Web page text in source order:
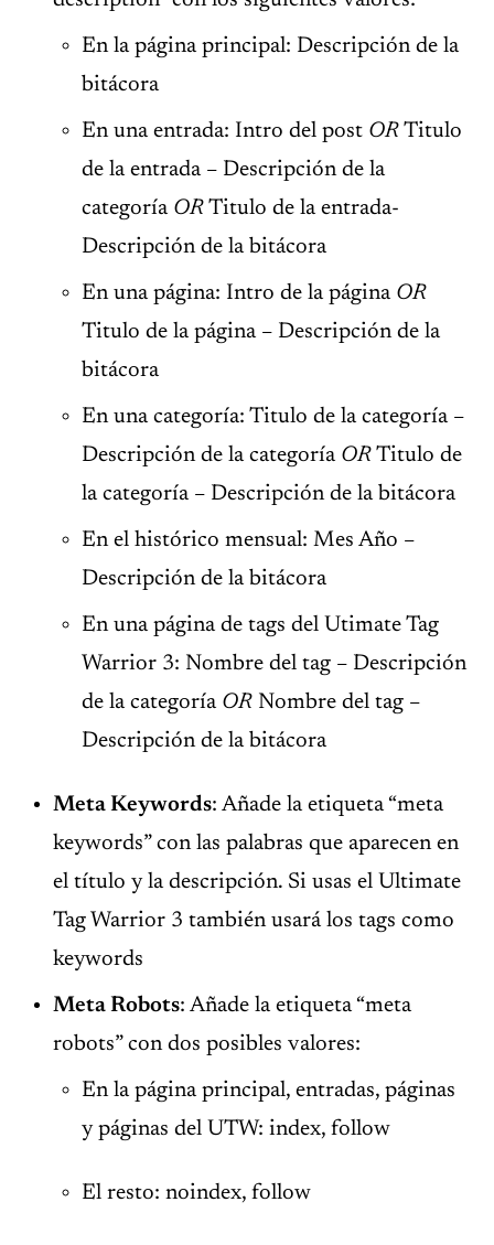
En la página principal: Descripción de la
bitácora
En una entrada: Intro del post OR Titulo
de la entrada – Descripción de la
categoría OR Titulo de la entrada-
Descripción de la bitácora
En una página: Intro de la página OR
Titulo de la página – Descripción de la
bitácora
En una categoría: Titulo de la categoría –
Descripción de la categoría OR Titulo de
la categoría – Descripción de la bitácora
En el histórico mensual: Mes Año –
Descripción de la bitácora
En una página de tags del Utimate Tag
Warrior 3: Nombre del tag – Descripción
de la categoría OR Nombre del tag –
Descripción de la bitácora
Meta Keywords: Añade la etiqueta “meta
keywords” con las palabras que aparecen en
el título y la descripción. Si usas el Ultimate
Tag Warrior 3 también usará los tags como
keywords
Meta Robots: Añade la etiqueta “meta
robots” con dos posibles valores:
En la página principal, entradas, páginas
y páginas del UTW: index, follow
El resto: noindex, follow